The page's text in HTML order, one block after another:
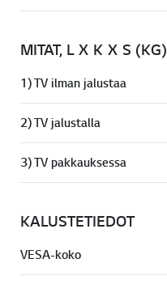
MITAT, L X K X S (KG)
1) TV ilman jalustaa
2) TV jalustalla
3) TV pakkauksessa
KALUSTETIEDOT
VESA-koko